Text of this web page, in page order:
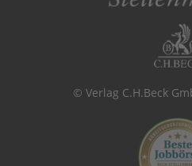
© Verlag C.H.Beck